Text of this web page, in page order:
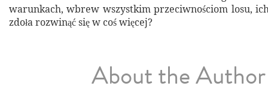
warunkach, wbrew wszystkim przeciwnościom losu,
zdoła rozwinąć się w coś więcej?
About the Author